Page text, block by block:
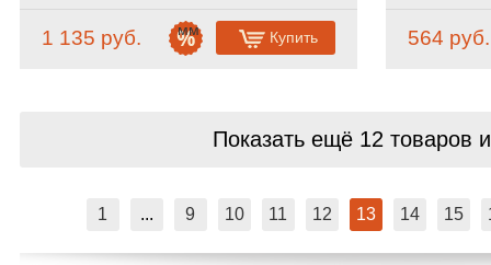
мм
1 135 руб. Купить 564 руб.
Показать ещё 12 товаров
1 ... 9 10 11 12 13 14 15